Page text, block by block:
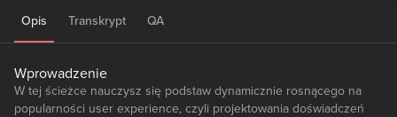
Opis Transkrypt QA
Wprowadzenie
W tej ścieżce nauczysz się podstaw dynamicznie rosnącego na
popularności user experience, czyli projektowania doświadczeń